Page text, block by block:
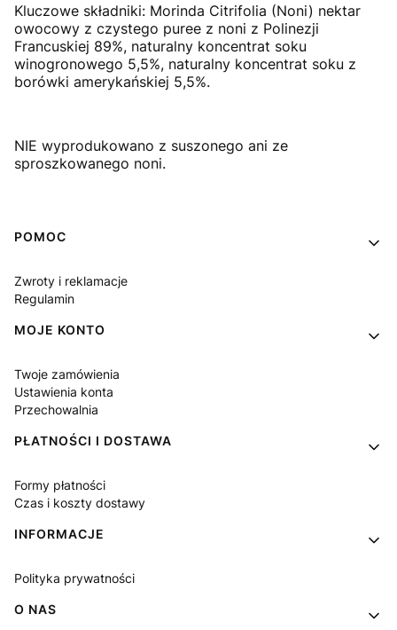
Kluczowe składniki: Morinda Citrifolia (Noni) nektar
owocowy z czystego puree z noni z Polinezji
Francuskiej 89%, naturalny koncentrat soku
winogronowego 5,5%, naturalny koncentrat soku z
borówki amerykańskiej 5,5%.
NIE wyprodukowano z suszonego ani ze
sproszkowanego noni.
Linki w stopce
POMOC
Zwroty i reklamacje
Regulamin
MOJE KONTO
Twoje zamówienia
Ustawienia konta
Przechowalnia
PŁATNOŚCI I DOSTAWA
Formy płatności
Czas i koszty dostawy
INFORMACJE
Polityka prywatności
O NAS